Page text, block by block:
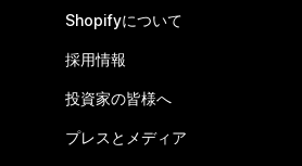
Shopifyについて
採用情報
投資家の皆様へ
プレスとメディア